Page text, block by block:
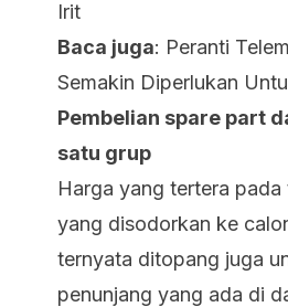
Irit
Baca juga: Peranti
Semakin Diperlukan
Pembelian spare part
satu grup
Harga yang tertera pada
yang disodorkan ke
ternyata ditopang juga
penunjang yang ada di